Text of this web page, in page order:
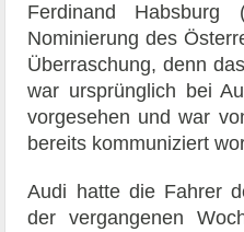
Ferdinand Habsburg
Nominierung des
Überraschung, denn
war ursprünglich bei
vorgesehen und war
bereits kommuniziert
Audi hatte die Fahrer
der vergangenen